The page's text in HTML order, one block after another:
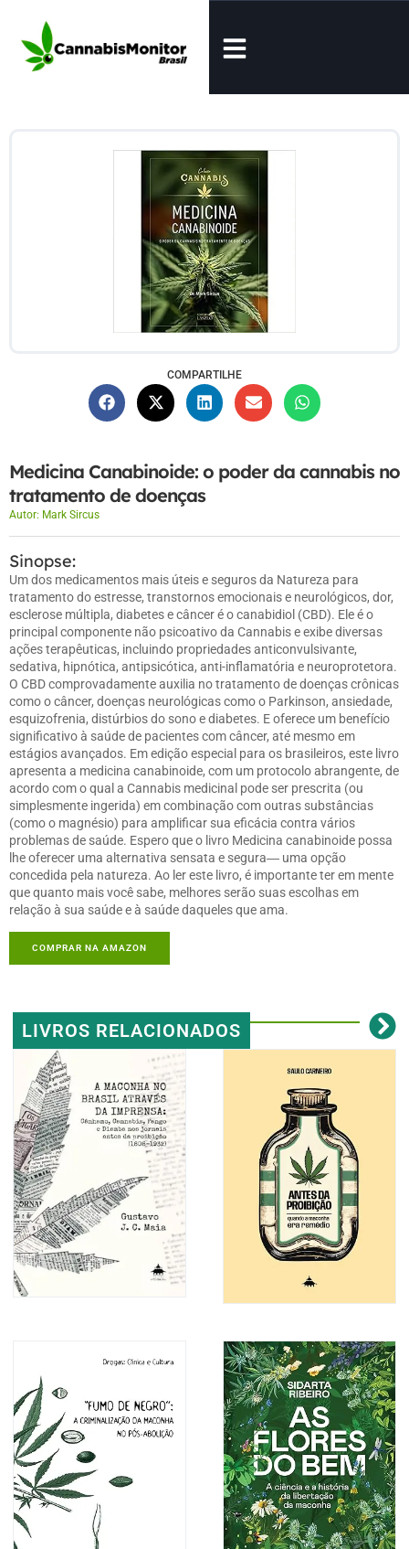
COMPARTILHE
Medicina Canabinoide: o poder da cannabis no
tratamento de doenças
Autor: Mark Sircus
Sinopse:
Um dos medicamentos mais úteis e seguros da Natureza para
tratamento do estresse, transtornos emocionais e neurológicos, dor,
esclerose múltipla, diabetes e câncer é o canabidiol (CBD). Ele é o
principal componente não psicoativo da Cannabis e exibe diversas
ações terapêuticas, incluindo propriedades anticonvulsivante,
sedativa, hipnótica, antipsicótica, anti-inflamatória e neuroprotetora.
O CBD comprovadamente auxilia no tratamento de doenças crônicas
como o câncer, doenças neurológicas como o Parkinson, ansiedade,
esquizofrenia, distúrbios do sono e diabetes. E oferece um benefício
significativo à saúde de pacientes com câncer, até mesmo em
estágios avançados. Em edição especial para os brasileiros, este livro
apresenta a medicina canabinoide, com um protocolo abrangente, de
acordo com o qual a Cannabis medicinal pode ser prescrita (ou
simplesmente ingerida) em combinação com outras substâncias
(como o magnésio) para amplificar sua eficácia contra vários
problemas de saúde. Espero que o livro Medicina canabinoide possa
lhe oferecer uma alternativa sensata e segura― uma opção
concedida pela natureza. Ao ler este livro, é importante ter em mente
que quanto mais você sabe, melhores serão suas escolhas em
relação à sua saúde e à saúde daqueles que ama.
COMPRAR NA AMAZON
LIVROS RELACIONADOS